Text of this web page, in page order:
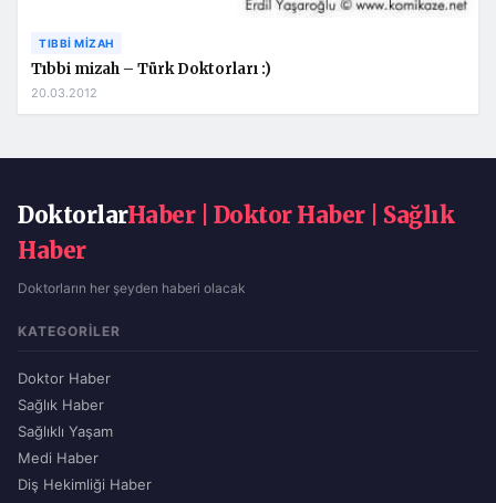
TIBBI MIZAH
Tıbbi mizah – Türk Doktorları :)
20.03.2012
DoktorlarHaber | Doktor Haber | Sağlık
Haber
Doktorların her şeyden haberi olacak
KATEGORILER
Doktor Haber
Sağlık Haber
Sağlıklı Yaşam
Medi Haber
Diş Hekimliği Haber